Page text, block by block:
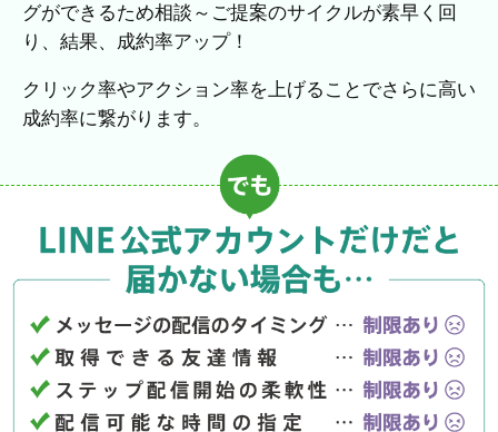
グができるため相談～ご提案のサイクルが素早く回
り、結果、成約率アップ！
クリック率やアクション率を上げることでさらに高い
成約率に繋がります。